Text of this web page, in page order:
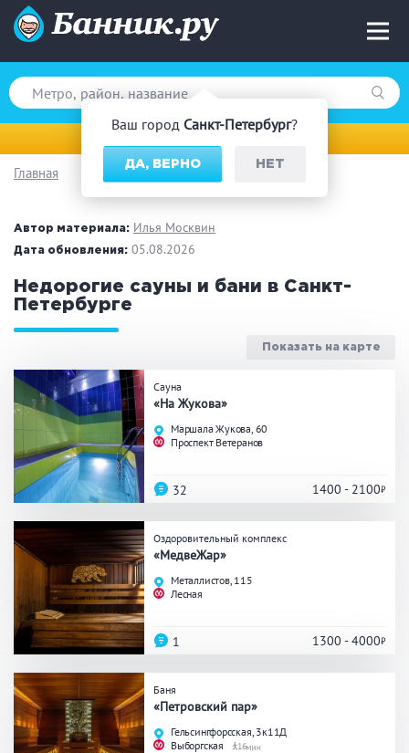
Ваш город Санкт-Петербург?
ДА, ВЕРНО НЕТ
Вид парной
Русская баня
Финская сауна
Загородный отдых
Праздник/Корпоратив
Вместимость
до 10 человек
от 10 до 20 человек
от 20 человек
Банные услуги
Массаж
Кедровая бочка
Парильщик/ банщик
СПА
Банный чан
Главная
Автор материала: Илья Москвин
Дата обновления: 05.08.2026
Недорогие сауны и бани в Санкт-
Петербурге
Показать на карте
Сауна
«На Жукова»
Маршала Жукова, 60
Проспект Ветеранов
1400 - 2100
32
Оздоровительный комплекс
«МедвеЖар»
Металлистов, 115
Лесная
1300 - 4000
1
Баня
«Петровский пар»
Гельсингфорсская, 3к11Д
Выборгская
16